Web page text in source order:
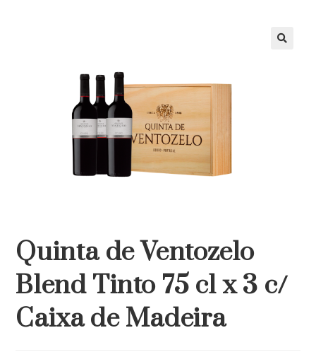
Quinta de Ventozelo
Blend Tinto 75 cl x 3 c/
Caixa de Madeira